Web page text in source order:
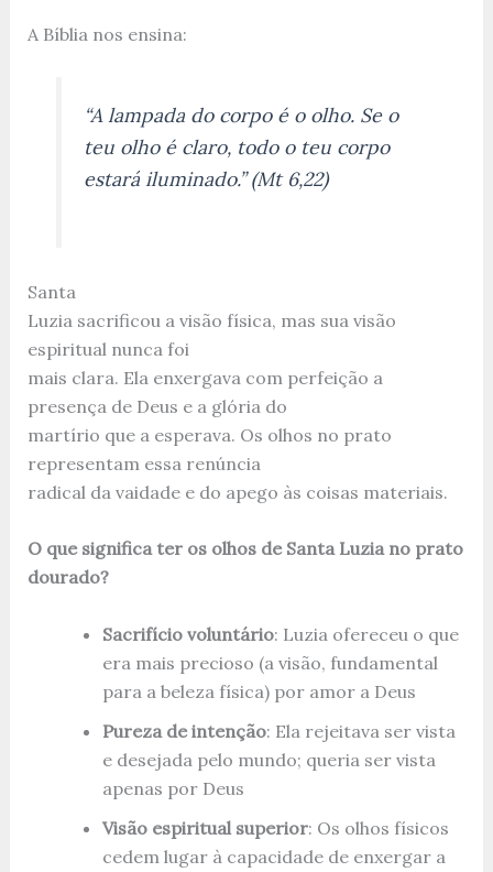
A Bíblia nos ensina:
“A lampada do corpo é o olho. Se o
teu olho é claro, todo o teu corpo
estará iluminado.” (Mt 6,22)
Santa
Luzia sacrificou a visão física, mas sua visão
espiritual nunca foi
mais clara. Ela enxergava com perfeição a
presença de Deus e a glória do
martírio que a esperava. Os olhos no prato
representam essa renúncia
radical da vaidade e do apego às coisas materiais.
O que significa ter os olhos de Santa Luzia no prato
dourado?
Sacrifício voluntário: Luzia ofereceu o que
era mais precioso (a visão, fundamental
para a beleza física) por amor a Deus
Pureza de intenção: Ela rejeitava ser vista
e desejada pelo mundo; queria ser vista
apenas por Deus
Visão espiritual superior: Os olhos físicos
cedem lugar à capacidade de enxergar a